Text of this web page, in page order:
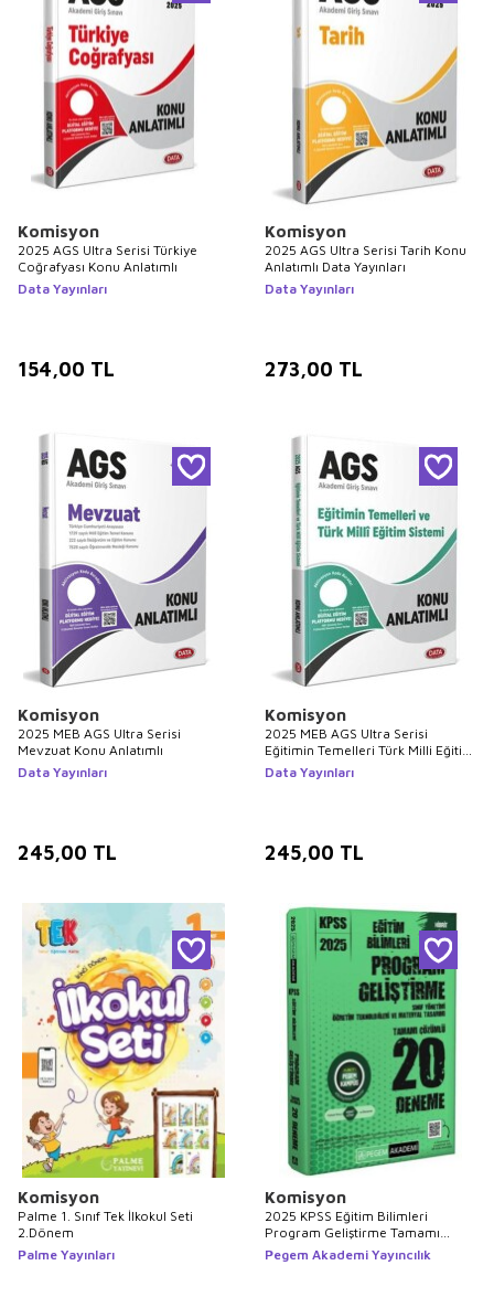
Komisyon
2025 AGS Ultra Serisi Türkiye
Coğrafyası Konu Anlatımlı
Data Yayınları
154,00 TL
Komisyon
2025 AGS Ultra Serisi Tarih Konu
Anlatımlı Data Yayınları
Data Yayınları
273,00 TL
Komisyon
2025 MEB AGS Ultra Serisi
Mevzuat Konu Anlatımlı
Data Yayınları
245,00 TL
Komisyon
2025 MEB AGS Ultra Serisi
Eğitimin Temelleri Türk Milli Eğitim
Sistemi Konu Anlatımlı
Data Yayınları
245,00 TL
Komisyon
Palme 1. Sınıf Tek İlkokul Seti
2.Dönem
Palme Yayınları
Komisyon
2025 KPSS Eğitim Bilimleri
Program Geliştirme Tamamı
Çözümlü 20 Deneme
Pegem Akademi Yayıncılık